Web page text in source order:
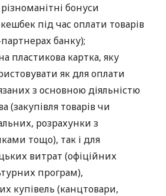
бонуси
під час оплати товарів
банку);
пластикова картка, яку
як для оплати
з основною діяльністю
(закупівля товарів чи
розрахунки з
тощо), так і для
витрат (офіційних
програм),
купівель (канцтовари,